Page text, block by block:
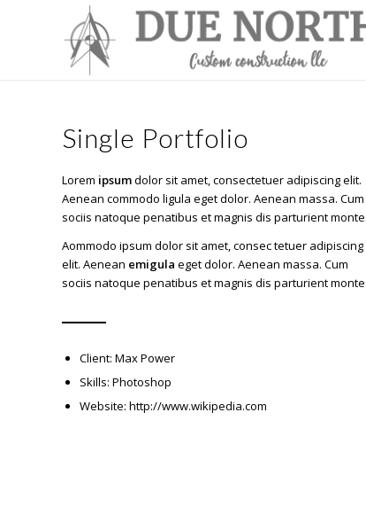
Single Portfolio
Lorem ipsumdolor sit amet, consectetuer adipiscing elit.
Aenean commodo ligula eget dolor. Aenean massa. Cum
sociis natoque penatibus et magnis dis parturient
Aommodo ipsum dolor sit amet, consec tetuer adipiscing
elit. Aenean emigula eget dolor. Aenean massa. Cum
sociis natoque penatibus et magnis dis parturient
Client: Max Power
Skills: Photoshop
Website:http://www.wikipedia.com